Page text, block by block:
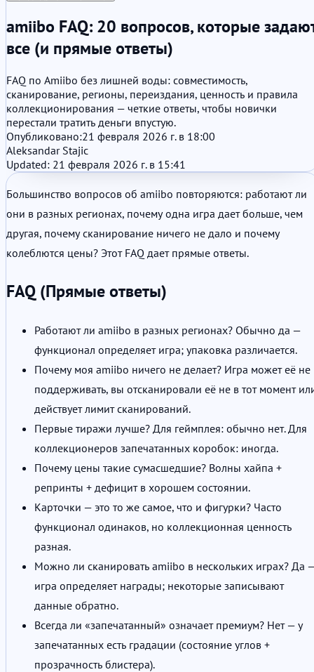
amiibo FAQ: 20 вопросов, которые
все (и прямые ответы)
FAQ по Amiibo без лишней воды: совместимость,
сканирование, регионы, переиздания, ценность и правила
коллекционирования — четкие ответы, чтобы новички
перестали тратить деньги впустую.
Опубликовано:21 февраля 2026 г. в 18:00
Aleksandar Stajic
Updated: 21 февраля 2026 г. в 15:41
Большинство вопросов об amiibo повторяются: работают ли
они в разных регионах, почему одна игра дает больше, чем
другая, почему сканирование ничего не дало и почему
колеблются цены? Этот FAQ дает прямые ответы.
FAQ (Прямые ответы)
Работают ли amiibo в разных регионах? Обычно да —
функционал определяет игра; упаковка различается.
Почему моя amiibo ничего не делает? Игра может её не
поддерживать, вы отсканировали её не в тот момент
действует лимит сканирований.
Первые тиражи лучше? Для геймплея: обычно нет. Для
коллекционеров запечатанных коробок: иногда.
Почему цены такие сумасшедшие? Волны хайпа +
репринты + дефицит в хорошем состоянии.
Карточки — это то же самое, что и фигурки? Часто
функционал одинаков, но коллекционная ценность
разная.
Можно ли сканировать amiibo в нескольких играх? Да
игра определяет награды; некоторые записывают
данные обратно.
Всегда ли «запечатанный» означает премиум? Нет — у
запечатанных есть градации (состояние углов +
прозрачность блистера).